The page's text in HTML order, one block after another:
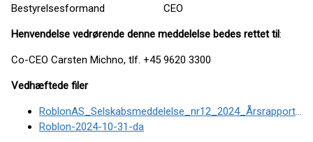
Bestyrelsesformand CEO
Henvendelse vedrørende denne meddelelse bedes rettet til:
Co-CEO Carsten Michno, tlf. +45 9620 3300
Vedhæftede filer
RoblonAS_Selskabsmeddelelse_nr12_2024_Årsrapport202324_uofficielle_pdf_version
Roblon-2024-10-31-da